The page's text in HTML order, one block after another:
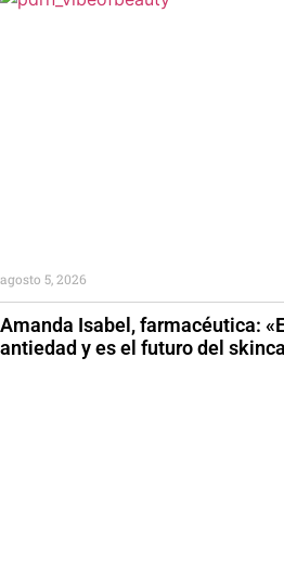
Amanda Isabel, farmacéutica:
antiedad y es el futuro del
agosto 5, 2026